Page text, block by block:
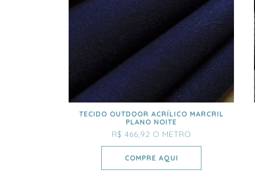
TECIDO OUTDOOR ACRÍLICO MARCRIL
PLANO NOITE
R$ 466,92 O METRO
COMPRE AQUI